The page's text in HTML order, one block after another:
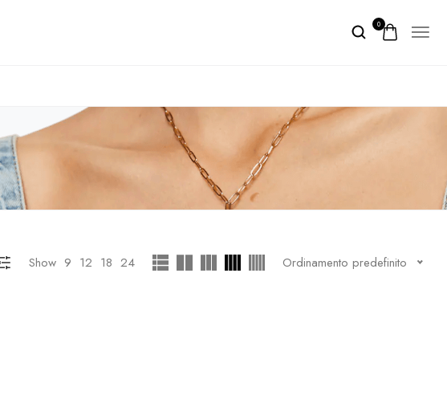
0
Show 9 12 18 24 Ordinamento predefinito